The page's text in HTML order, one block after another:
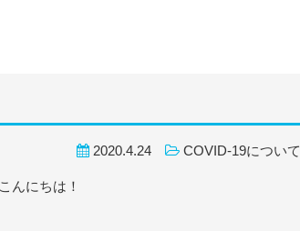
2020.4.24 COVID-19について
んにちは！